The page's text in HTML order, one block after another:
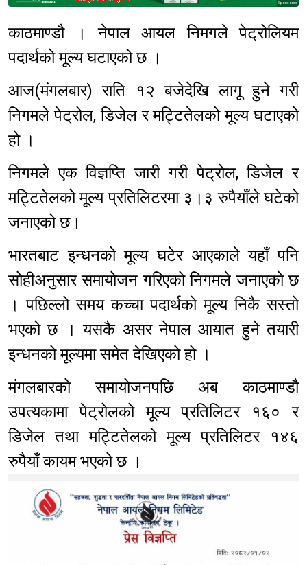
Sponsored
काठमाण्डौ । नेपाल आयल निमगले पेट्रोलियम
पदार्थको मूल्य घटाएको छ ।
आज(मंगलबार) राति १२ बजेदेखि लागू हुने गरी
निगमले पेट्रोल, डिजेल र मट्टितेलको मूल्य घटाएको
हो ।
निगमले एक विज्ञप्ति जारी गरी पेट्रोल, डिजेल र
मट्टितेलको मूल्य प्रतिलिटरमा ३।३ रुपैयाँले घटेको
जनाएको छ।
भारतबाट इन्धनको मूल्य घटेर आएकाले यहाँ पनि
सोहीअनुसार समायोजन गरिएको निगमले जनाएको छ
। पछिल्लो समय कच्चा पदार्थको मूल्य निकै सस्तो
भएको छ । यसकै असर नेपाल आयात हुने तयारी
इन्धनको मूल्यमा समेत देखिएको हो ।
मंगलबारको समायोजनपछि अब काठमाण्डौ
उपत्यकामा पेट्रोलको मूल्य प्रतिलिटर १६० र
डिजेल तथा मट्टितेलको मूल्य प्रतिलिटर १४६
रुपैयाँ कायम भएको छ ।